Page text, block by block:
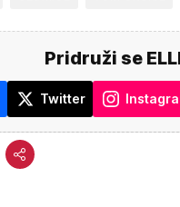
Pridruži se
Twitter